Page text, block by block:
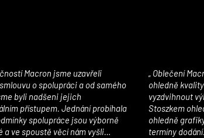
o spolupráci a od samého
byli nadšeni jejich
přístupem. Jednání probíhala
spolupráce jsou výborně
a ve spoustě věcí nám vyšli
ohledně
vyzdvihnout
Stoszkem
ohledně grafiky. Jen malinké mínus za
termíny dodání.